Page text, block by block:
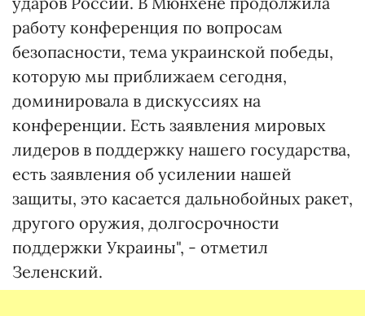
работу конференция по вопросам
безопасности, тема украинской победы,
которую мы приближаем сегодня,
доминировала в дискуссиях на
конференции. Есть заявления мировых
лидеров в поддержку нашего государства,
есть заявления об усилении нашей
защиты, это касается дальнобойных ракет,
другого оружия, долгосрочности
поддержки Украины", - отметил
Зеленский.